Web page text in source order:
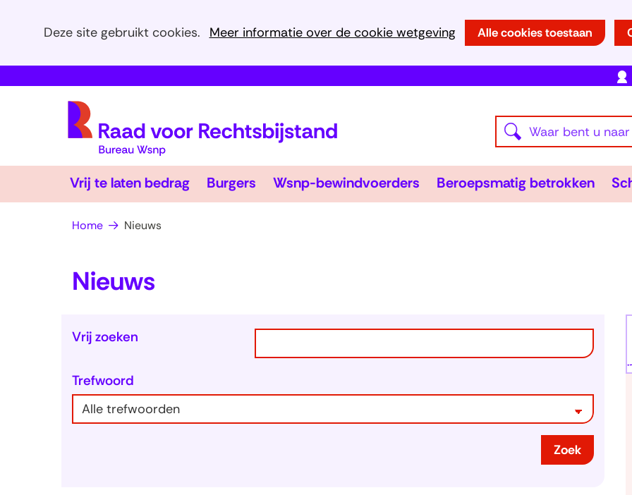
CookiesDeze site gebruikt cookies.
Meer informatie over de cookie wetgeving
deze
Alle cookies toestaan
Ga
naar
k
Waar
bent
u
naar
op
Vrij te laten bedrag
Vrij
te
laten
Uitklappen
Burgers
Burgers
Uitklappen
Wsnp-bewindvoerders
Wsnp-
bewindvoerders
Uitklappen
Beroepsmatig betrokken
Home Nieuws
Nieuws
Zoeken
de
index
Zoeken
de
index
Vrij zoeken
Trefwoord
Zoek